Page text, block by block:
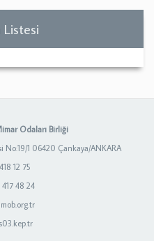
Listesi
Odaları Birliği
1 06420 Çankaya/ANKARA
12 75
417 48 24